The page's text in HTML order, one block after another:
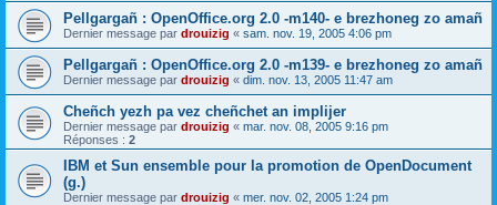
Pellgargañ : OpenOffice.org 2.0 -m140- e brezhoneg zo amañ
Dernier message par drouizig « sam. nov. 19, 2005 4:06 pm
Pellgargañ : OpenOffice.org 2.0 -m139- e brezhoneg zo amañ
Dernier message par drouizig « dim. nov. 13, 2005 11:47 am
Cheñch yezh pa vez cheñchet an implijer
Dernier message par drouizig « mar. nov. 08, 2005 9:16 pm
Réponses : 2
IBM et Sun ensemble pour la promotion de OpenDocument
(g.)
Dernier message par drouizig « mer. nov. 02, 2005 1:24 pm